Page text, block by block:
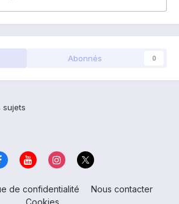
Abonnés 0
sujets
de confidentialité
Nous contacter
Cookies